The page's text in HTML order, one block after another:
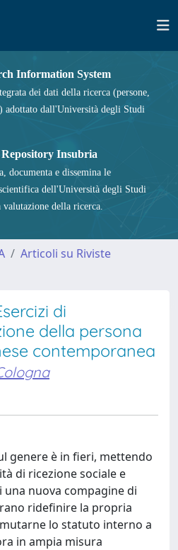
Information System
dei dati della ricerca (persone,
dall'Università degli Studi
Insubria
documenta e dissemina le
dell'Università degli Studi
della ricerca.
Articoli su Riviste
di
della persona
contemporanea
genere è in fieri, mettendo
di ricezione sociale e
una nuova compagine di
ridefinire la propria
lo statuto interno a
in ampia misura